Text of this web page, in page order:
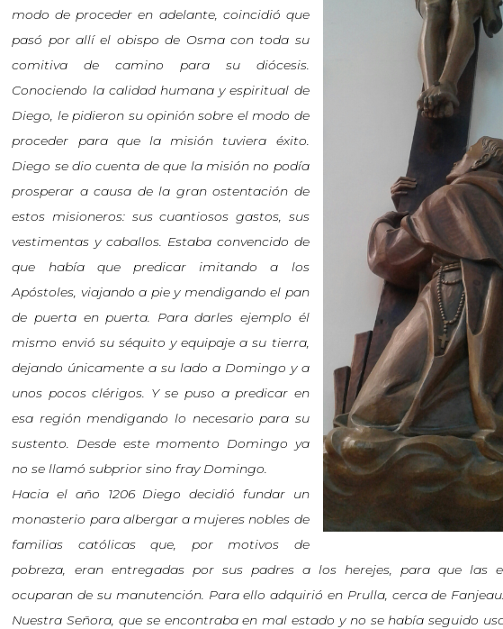
modo de proceder en adelante, coincidió que
pasó por allí el obispo de Osma con toda su
comitiva de camino para su diócesis.
Conociendo la calidad humana y espiritual de
Diego, le pidieron su opinión sobre el modo de
proceder para que la misión tuviera éxito.
Diego se dio cuenta de que la misión no podía
prosperar a causa de la gran ostentación de
estos misioneros: sus cuantiosos gastos, sus
vestimentas y caballos. Estaba convencido de
que había que predicar imitando a los
Apóstoles, viajando a pie y mendigando el pan
de puerta en puerta. Para darles ejemplo él
mismo envió su séquito y equipaje a su tierra,
dejando únicamente a su lado a Domingo y a
unos pocos clérigos. Y se puso a predicar en
esa región mendigando lo necesario para su
sustento. Desde este momento Domingo ya
no se llamó subprior sino fray Domingo.
Hacia el año 1206 Diego decidió fundar un
monasterio para albergar a mujeres nobles de
familias católicas que, por motivos de
pobreza, eran entregadas por sus padres a los herejes, para que las
ocuparan de su manutención. Para ello adquirió en Prulla, cerca de
Nuestra Señora, que se encontraba en mal estado y no se había seguido